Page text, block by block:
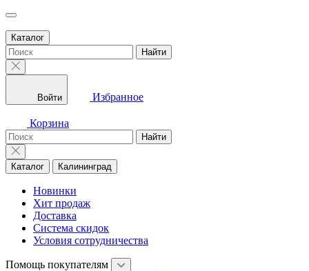
Каталог
Найти
Войти Избранное
Корзина
Найти
Каталог Калининград
Новинки
Хит продаж
Доставка
Система скидок
Условия сотрудничества
Помощь покупателям